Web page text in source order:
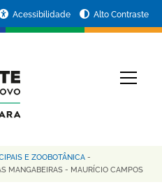
Acessibilidade Alto Contraste
E ZOOBOTÂNICA -
MANGABEIRAS - MAURÍCIO CAMPOS